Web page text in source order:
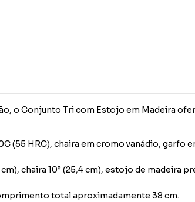
o Conjunto Tri com Estojo em Madeira
(55 HRC), chaira em cromo vanádio,
cm), chaira 10” (25,4 cm), estojo de madeira
total aproximadamente 38 cm.